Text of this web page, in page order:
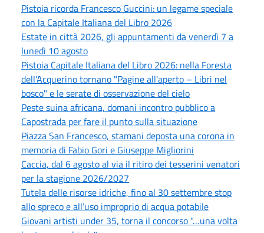
Pistoia ricorda Francesco Guccini: un legame speciale
con la Capitale Italiana del Libro 2026
Estate in città 2026, gli appuntamenti da venerdì 7 a
lunedì 10 agosto
Pistoia Capitale Italiana del Libro 2026: nella Foresta
dell'Acquerino tornano "Pagine all'aperto – Libri nel
bosco" e le serate di osservazione del cielo
Peste suina africana, domani incontro pubblico a
Capostrada per fare il punto sulla situazione
Piazza San Francesco, stamani deposta una corona in
memoria di Fabio Gori e Giuseppe Migliorini
Caccia, dal 6 agosto al via il ritiro dei tesserini venatori
per la stagione 2026/2027
Tutela delle risorse idriche, fino al 30 settembre stop
allo spreco e all’uso improprio di acqua potabile
Giovani artisti under 35, torna il concorso "…una volta